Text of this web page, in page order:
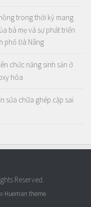
trong thời kỳ mang
bà mẹ và sự phát triển
phố Đà Nẵng
chức năng sinh sản ở
hóa
sửa chữa ghép cặp sai
Reserved.
Hueman theme